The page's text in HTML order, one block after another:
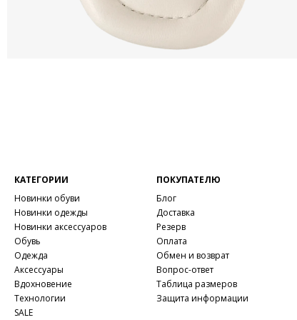
КАТЕГОРИИ
Новинки обуви
Новинки одежды
Новинки аксессуаров
Обувь
Одежда
Аксессуары
Вдохновение
Технологии
SALE
ПОКУПАТЕЛЮ
Блог
Доставка
Резерв
Оплата
Обмен и возврат
Вопрос-ответ
Таблица размеров
Защита информации